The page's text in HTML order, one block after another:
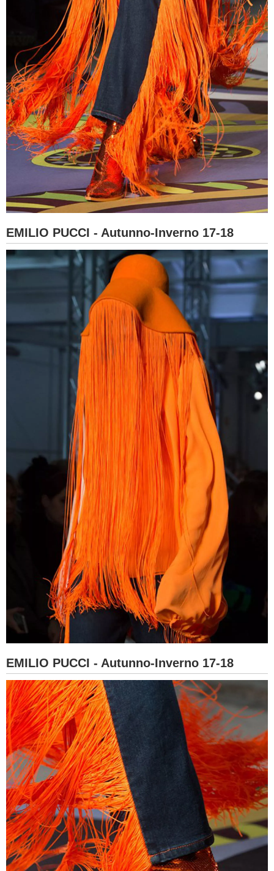
EMILIO PUCCI - Autunno-Inverno 17-18
EMILIO PUCCI - Autunno-Inverno 17-18